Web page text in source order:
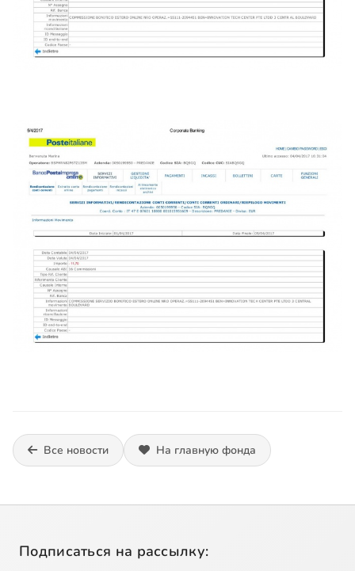
Все новости На главную фонда
Подписаться на рассылку: